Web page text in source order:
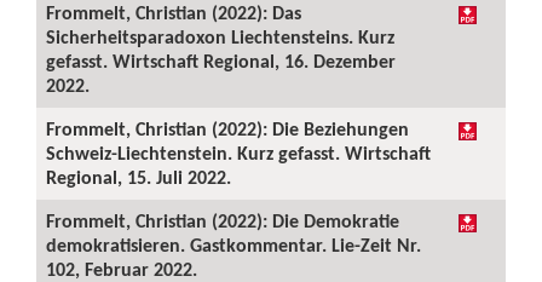
Frommelt, Christian (2022): Das
Sicherheitsparadoxon Liechtensteins. Kurz
gefasst. Wirtschaft Regional, 16. Dezember
2022.
Frommelt, Christian (2022): Die Beziehungen
Schweiz-Liechtenstein. Kurz gefasst. Wirtschaft
Regional, 15. Juli 2022.
Frommelt, Christian (2022): Die Demokratie
demokratisieren. Gastkommentar. Lie-Zeit Nr.
102, Februar 2022.